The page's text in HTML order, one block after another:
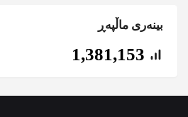
بینەری ماڵپەڕ
1,381,153